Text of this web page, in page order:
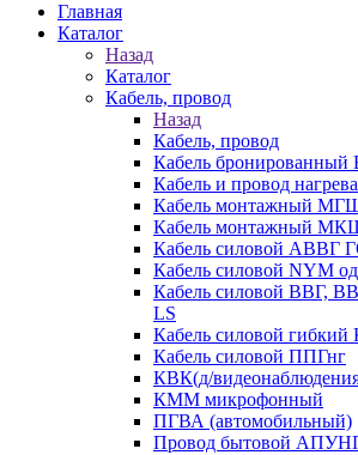
Главная
Каталог
Назад
Каталог
Кабель, провод
Назад
Кабель, провод
Кабель
Кабель и провод
Кабель монтажный
Кабель монтажный
Кабель силовой АВВГ
Кабель силовой NYM
Кабель силовой ВВГ,
LS
Кабель силовой
Кабель силовой ППГнг
КВК(д/
КММ микрофонный
ПГВА (автомобильный)
Провод бытовой